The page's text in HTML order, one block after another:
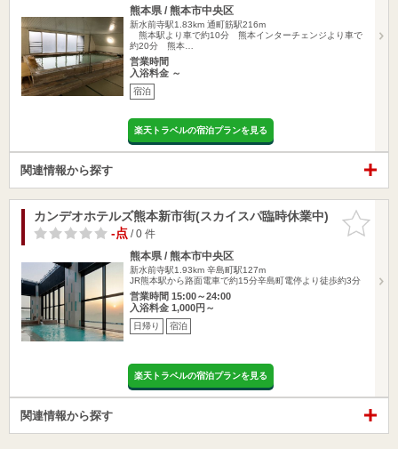
熊本県 / 熊本市中央区
新水前寺駅1.83km 通町筋駅216m
熊本駅より車で約10分 熊本インターチェンジより車で
約20分 熊本…
営業時間
入浴料金 ～
宿泊
楽天トラベルの宿泊プランを見る
関連情報から探す
お気に入
りに追加
カンデオホテルズ熊本新市街(スカイスパ臨時休業中)
-点/ 0 件
熊本県 / 熊本市中央区
新水前寺駅1.93km 辛島町駅127m
JR熊本駅から路面電車で約15分辛島町電停より徒歩約3分
営業時間 15:00～24:00
入浴料金 1,000円～
日帰り 宿泊
楽天トラベルの宿泊プランを見る
関連情報から探す